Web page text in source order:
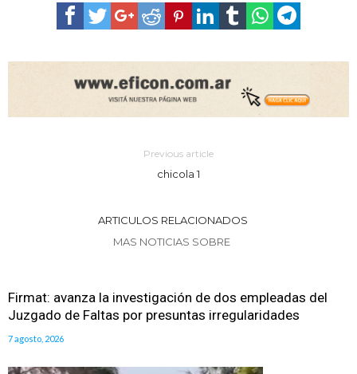
Previous article
chicola 1
ARTICULOS RELACIONADOS
MAS NOTICIAS SOBRE
Firmat: avanza la investigación de dos empleadas del
Juzgado de Faltas por presuntas irregularidades
7 agosto, 2026